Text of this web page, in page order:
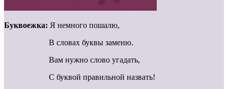
Буквоежка: Я немного пошалю,
В словах буквы заменю.
Вам нужно слово угадать,
С буквой правильной назвать!